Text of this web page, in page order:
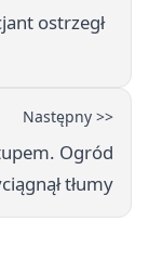
ostrzegł
Następny >>
Ogród
tłumy